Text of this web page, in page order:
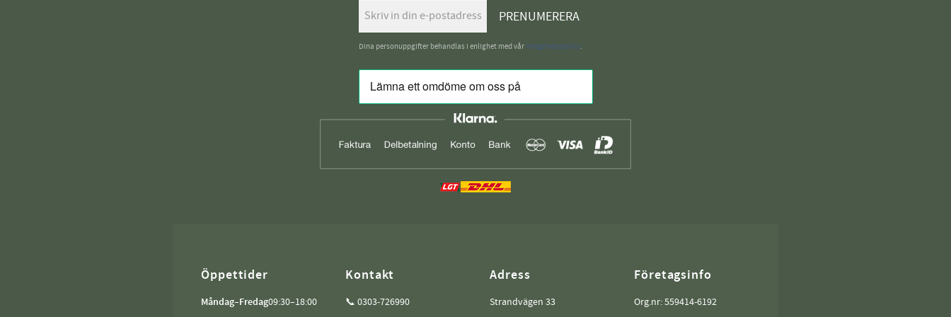
PRENUMERERA
Dina personuppgifter behandlas i enlighet med vår integritetspolicy.
Öppettider
Måndag–Fredag09:30–18:00
Kontakt
📞 0303-726990
Adress
Strandvägen 33
Företagsinfo
Org.nr: 559414-6192